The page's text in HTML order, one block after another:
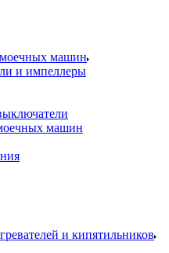
машин
и импеллеры
машин
и кипятильников